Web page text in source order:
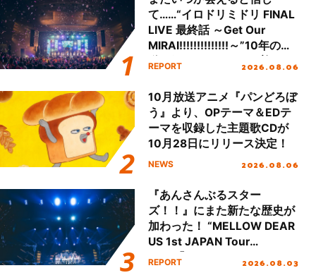
て……“イロドリミドリ FINAL
LIVE 最終話 ～Get Our
MIRAI!!!!!!!!!!!!!!～”10年の活
動を経てファイナルを迎える
REPORT 2026.08.06
10月放送アニメ『パンどろぼ
う』より、OPテーマ＆EDテ
ーマを収録した主題歌CDが
10月28日にリリース決定！
NEWS 2026.08.06
『あんさんぶるスター
ズ！！』にまた新たな歴史が
加わった！ “MELLOW DEAR
US 1st JAPAN Tour
Final「NICE to meet YOU
REPORT 2026.08.03